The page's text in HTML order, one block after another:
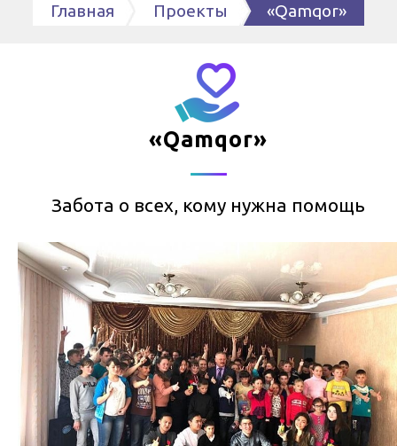
Главная Проекты «Qamqor»
«Qamqor»
Забота о всех, кому нужна помощь